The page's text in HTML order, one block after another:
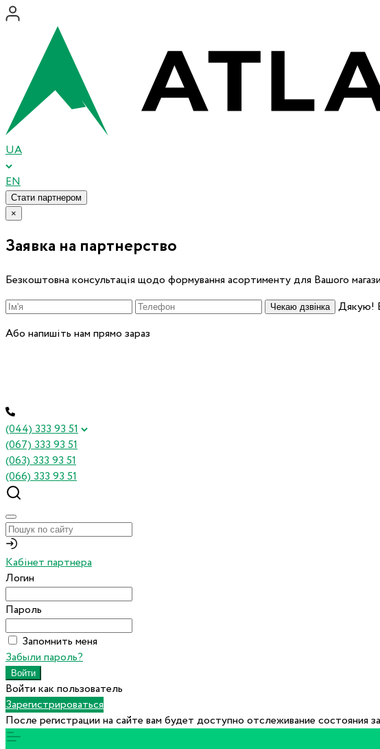
UA
EN
Стати партнером
×
Заявка на партнерство
Безкоштовна консультація щодо формування асортименту для Вашого
Чекаю дзвінка
Дякую!
Або напишіть нам прямо зараз
(044) 333 93 51
(067) 333 93 51
(063) 333 93 51
(066) 333 93 51
Кабінет партнера
Логин
Пароль
Запомнить меня
Забыли пароль?
Войти как пользователь
Зарегистрироваться
После регистрации на сайте вам будет доступно отслеживание состояния